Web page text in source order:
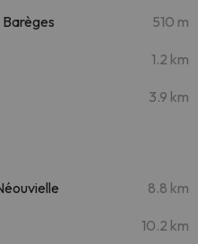
510 m
1.2 km
3.9 km
8.8 km
10.2 km